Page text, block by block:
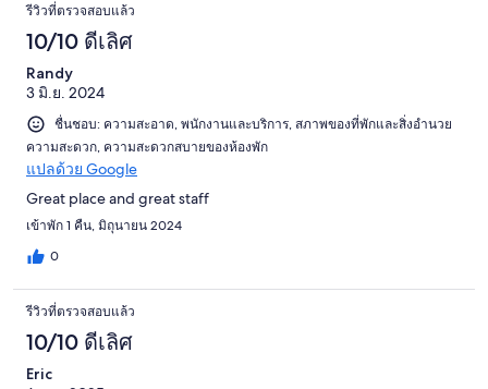
รีวิวที่ตรวจสอบแล้ว
10/10 ดีเลิศ
Randy
3 มิ.ย. 2024
ชื่นชอบ: ความสะอาด, พนักงานและบริการ, สภาพของที่พักและสิ่งอำนวย
ความสะดวก, ความสะดวกสบายของห้องพัก
แปลด้วย Google
Great place and great staff
เข้าพัก 1 คืน, มิถุนายน 2024
0
รีวิวที่ตรวจสอบแล้ว
10/10 ดีเลิศ
Eric